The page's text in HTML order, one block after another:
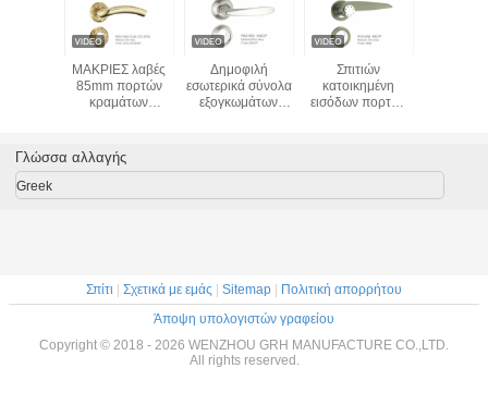
ΜΑΚΡΙΕΣ λαβές
85mm πορτών
κραμάτων
επίπλων σχεδίου
του Ιράν
Δημοφιλή
εσωτερικά σύνολα
εξογκωμάτων
Cnc λαβών
κατεργασία
Σπιτιών
κατοικημένη
εισόδων πορτών
κλασική
Γλώσσα αλλαγής
Greek
Σπίτι | Σχετικά με εμάς | Sitemap | Πολιτική απορρήτου
Άποψη υπολογιστών γραφείου
Copyright © 2018 - 2026 WENZHOU GRH MANUFACTURE CO.,LTD.
All rights reserved.